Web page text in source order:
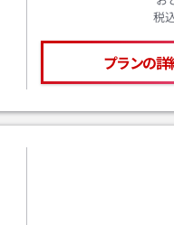
税
プランの詳